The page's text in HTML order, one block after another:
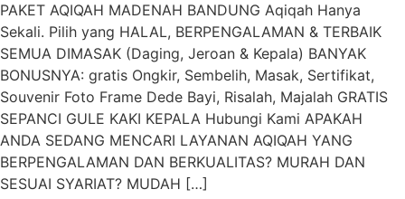
PAKET AQIQAH MADENAH BANDUNG Aqiqah Hanya
Sekali. Pilih yang HALAL, BERPENGALAMAN & TERBAIK
SEMUA DIMASAK (Daging, Jeroan & Kepala) BANYAK
BONUSNYA: gratis Ongkir, Sembelih, Masak, Sertifikat,
Souvenir Foto Frame Dede Bayi, Risalah, Majalah GRATIS
SEPANCI GULE KAKI KEPALA Hubungi Kami APAKAH
ANDA SEDANG MENCARI LAYANAN AQIQAH YANG
BERPENGALAMAN DAN BERKUALITAS? MURAH DAN
SESUAI SYARIAT? MUDAH […]